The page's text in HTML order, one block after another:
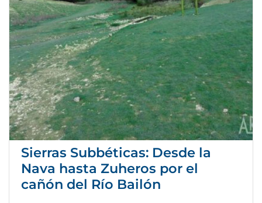
Sierras Subbéticas: Desde la
Nava hasta Zuheros por el
cañón del Río Bailón